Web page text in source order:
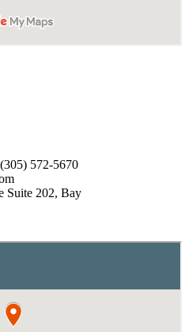
572-5670
Suite 202, Bay